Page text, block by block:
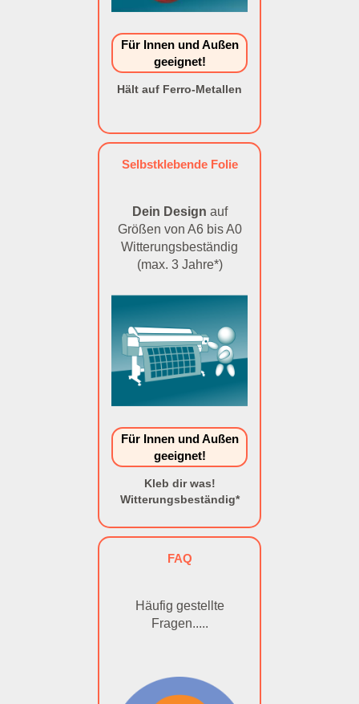
Für Innen und Außen
geeignet!
Hält auf Ferro-Metallen
Selbstklebende Folie
Dein Design auf
Größen von A6 bis A0
Witterungsbeständig
(max. 3 Jahre*)
Für Innen und Außen
geeignet!
Kleb dir was!
Witterungsbeständig*
FAQ
Häufig gestellte
Fragen.....